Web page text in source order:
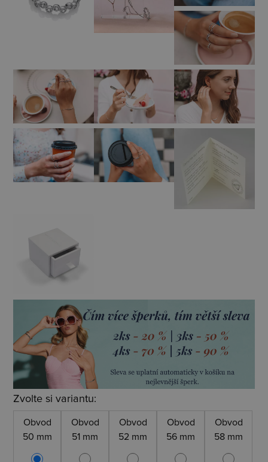
Zvolte si variantu:
Obvod
50 mm
Obvod
51 mm
Obvod
52 mm
Obvod
56 mm
Obvod
58 mm